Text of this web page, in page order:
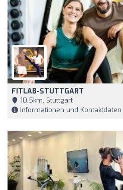
FITLAB-STUTTGART
10,5km, Stuttgart
Informationen und